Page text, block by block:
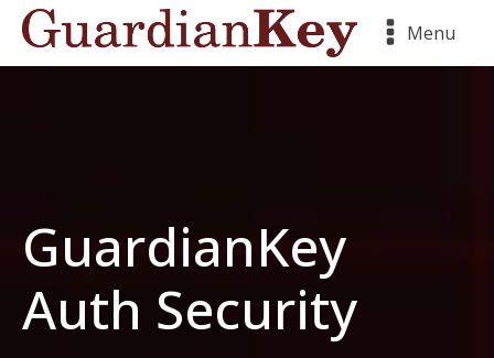
Menu
GuardianKey
Auth Security